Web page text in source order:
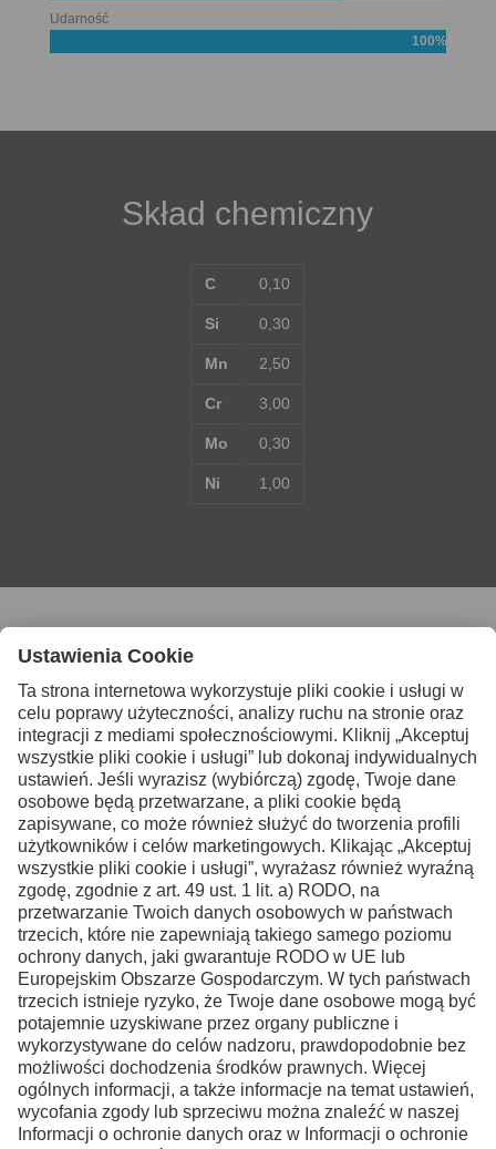
Udarność
100%
Skład chemiczny
C
Si
Mn
Cr
Mo
Ni
0,10
0,30
2,50
3,00
0,30
1,00
Skontaktuj się z nami po
więcej informacji
Kontakt
Facebook
Instagram